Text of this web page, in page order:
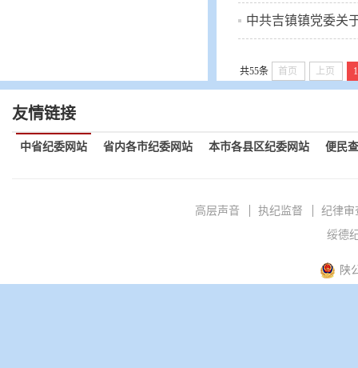
中共吉镇镇党委关
共55条 首页 上页 1
友情链接
中省纪委网站 省内各市纪委网站 本市各县区纪委网站 便民
高层声音 执纪监督
纪律审
绥德
陕